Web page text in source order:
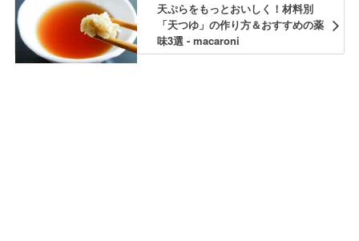
天ぷらをもっとおいしく！材料別
「天つゆ」の作り方＆おすすめの薬
味3選 - macaroni